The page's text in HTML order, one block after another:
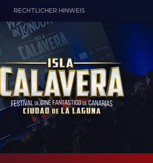
RECHTLICHER HINWEIS